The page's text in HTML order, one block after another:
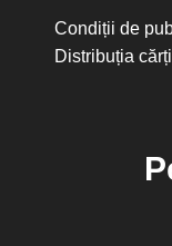
Condiții de
Distribuția